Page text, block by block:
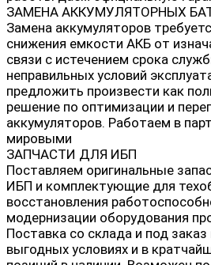
ЗАМЕНА АККУМУЛЯТОРНЫХ
Замена аккумуляторов
снижения емкости АКБ от
связи с истечением срока
неправильных условий
предложить произвести как
решение по оптимизации и
аккумуляторов. Работаем в
мировыми
ЗАПЧАСТИ ДЛЯ ИБП
Поставляем оригинальные
ИБП и комплектующие для
восстановления
модернизации оборудования
Поставка со склада и под
выгодных условиях и в